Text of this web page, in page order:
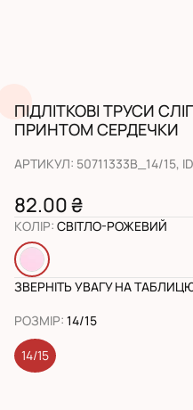
ПІДЛІТКОВІ ТРУСИ
ПРИНТОМ СЕРДЕЧКИ
АРТИКУЛ: 50711333B_14/15,
82.00 ₴
КОЛІР: СВІТЛО-РОЖЕВИЙ
ЗВЕРНІТЬ УВАГУ НА
РОЗМІР: 14/15
14/15